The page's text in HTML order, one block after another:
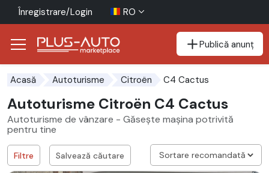
Înregistrare/Login RO
Publică anunț
Acasă Autoturisme Citroën C4 Cactus
Autoturisme Citroën C4 Cactus
Autoturisme de vânzare - Găsește mașina potrivită
pentru tine
Salvează căutare
Filtre